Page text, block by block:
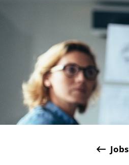
keyboard_backspace Jobs